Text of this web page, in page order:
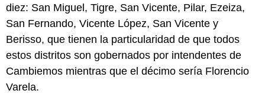
diez: San Miguel, Tigre, San Vicente, Pilar, Ezeiza,
San Fernando, Vicente López, San Vicente y
Berisso, que tienen la particularidad de que todos
estos distritos son gobernados por intendentes de
Cambiemos mientras que el décimo sería Florencio
Varela.